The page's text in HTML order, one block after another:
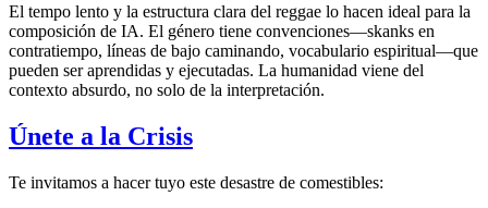
El tempo lento y la estructura clara del reggae lo hacen ideal para la
composición de IA. El género tiene convenciones—skanks en
contratiempo, líneas de bajo caminando, vocabulario espiritual—que
pueden ser aprendidas y ejecutadas. La humanidad viene del
contexto absurdo, no solo de la interpretación.
Únete a la Crisis
Te invitamos a hacer tuyo este desastre de comestibles: